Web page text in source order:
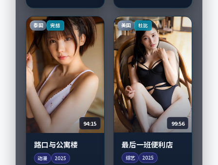
头。导演滨口龙介擅
长留白叙事，廖凡、
裴...
凸显中国台湾城市质
感，适...
泰国 完结
94:15
路口与公寓楼
动漫 2025
美国 杜比
99:56
最后一班便利店
综艺 2025